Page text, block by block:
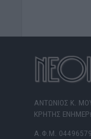
ΑΝΤΩΝΙΟΣ Κ.
ΚΡΗΤΗΣ
Α.Φ.Μ.